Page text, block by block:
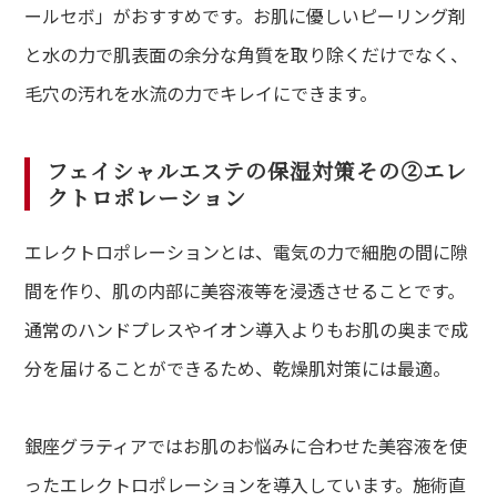
ールセボ」がおすすめです。お肌に優しいピーリング剤
と水の力で肌表面の余分な角質を取り除くだけでなく、
毛穴の汚れを水流の力でキレイにできます。
フェイシャルエステの保湿対策その②エレ
クトロポレーション
エレクトロポレーションとは、電気の力で細胞の間に隙
間を作り、肌の内部に美容液等を浸透させることです。
通常のハンドプレスやイオン導入よりもお肌の奥まで成
分を届けることができるため、乾燥肌対策には最適。
銀座グラティアではお肌のお悩みに合わせた美容液を使
ったエレクトロポレーションを導入しています。施術直